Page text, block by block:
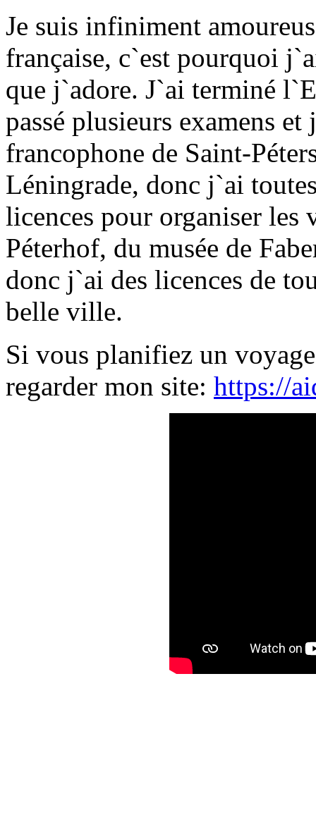
Je suis infiniment
française, c`est pourquoi
que j`adore. J`ai terminé
passé plusieurs examens
francophone de Saint-
Léningrade, donc j`ai
licences pour organiser les
Péterhof, du musée de
donc j`ai des licences de
belle ville.
Si vous planifiez un
regarder mon site: https://